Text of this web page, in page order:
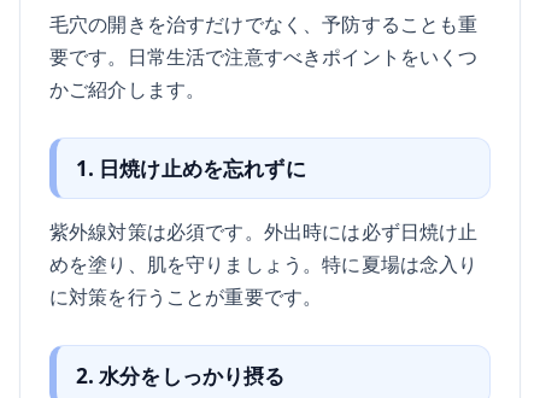
毛穴の開きを治すだけでなく、予防することも重
要です。日常生活で注意すべきポイントをいくつ
かご紹介します。
1. 日焼け止めを忘れずに
紫外線対策は必須です。外出時には必ず日焼け止
めを塗り、肌を守りましょう。特に夏場は念入り
に対策を行うことが重要です。
2. 水分をしっかり摂る